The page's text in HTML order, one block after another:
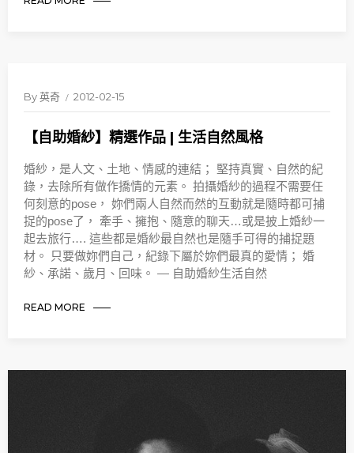
By英奇 2012-02-15
【自助婚紗】精選作品 | 生活自然風格
婚紗，是人文、土地、情感的連結； 堅持真實、自然的紀
錄，去除所有做作撟情的元素。 拍攝婚紗的過程不需要任
何刻意的pose， 妳們兩人自然而然的互動就是隨時都可捕
捉的pose了， 牽手、擁抱、隨意的聊天…或是披上婚紗一
起去旅行…. 這些都是婚紗最自然也是隨手可得的捕捉題
材。 只要做妳們自己，紀錄下屬於妳們最真的愛情； 婚
紗、承諾、歲月、回味。 — 自助婚紗生活自然
READ MORE